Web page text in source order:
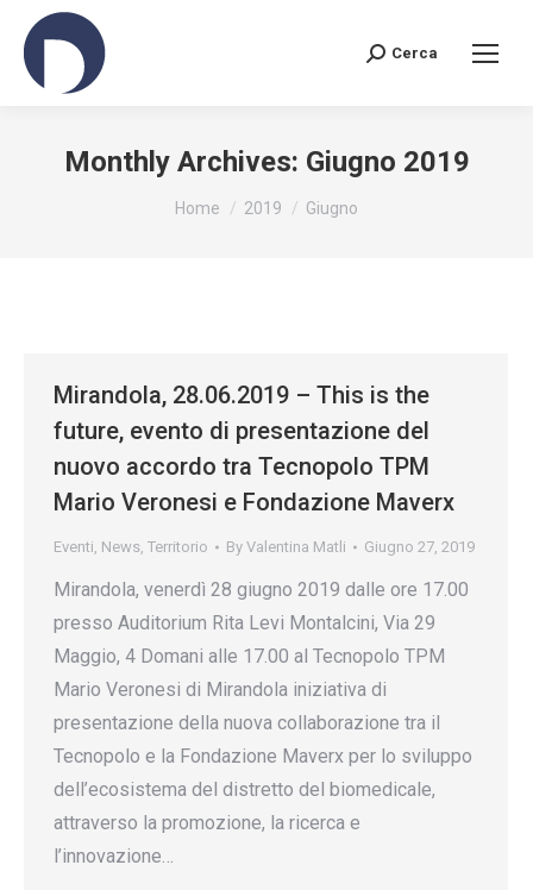
Search:
Cerca
Monthly Archives: Giugno 2019
You are here:
Home 2019 Giugno
Mirandola, 28.06.2019 – This is the
future, evento di presentazione del
nuovo accordo tra Tecnopolo TPM
Mario Veronesi e Fondazione Maverx
Eventi, News, Territorio By Valentina Matli Giugno 27, 2019
Mirandola, venerdì 28 giugno 2019 dalle ore 17.00
presso Auditorium Rita Levi Montalcini, Via 29
Maggio, 4 Domani alle 17.00 al Tecnopolo TPM
Mario Veronesi di Mirandola iniziativa di
presentazione della nuova collaborazione tra il
Tecnopolo e la Fondazione Maverx per lo sviluppo
dell’ecosistema del distretto del biomedicale,
attraverso la promozione, la ricerca e
l’innovazione…